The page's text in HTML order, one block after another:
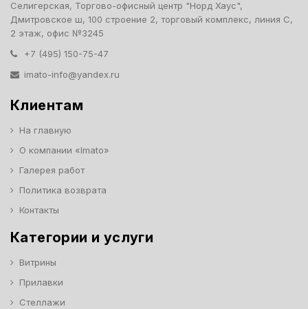
Селигерская, Торгово-офисный центр "Норд Хаус",
Дмитровское ш, 100 строение 2, торговый комплекс, линия С,
2 этаж, офис №3245
+7 (495) 150-75-47
imato-info@yandex.ru
Клиентам
На главную
О компании «Imato»
Галерея работ
Политика возврата
Контакты
Категории и услуги
Витрины
Прилавки
Стеллажи